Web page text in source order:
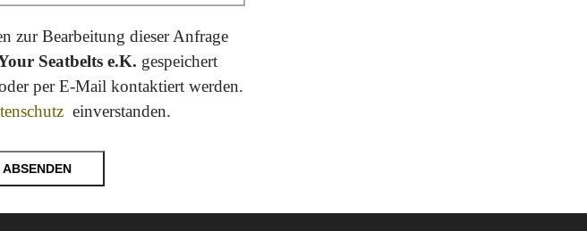
zur Bearbeitung dieser Anfrage
Seatbelts e.K. gespeichert
per E-Mail kontaktiert werden.
einverstanden.